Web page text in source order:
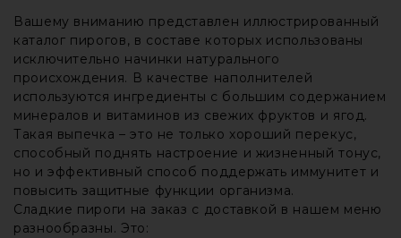
Вашему вниманию представлен иллюстрированный
каталог пирогов, в составе которых использованы
исключительно начинки натурального
происхождения. В качестве наполнителей
используются ингредиенты с большим содержанием
минералов и витаминов из свежих фруктов и ягод.
Такая выпечка – это не только хороший перекус,
способный поднять настроение и жизненный тонус,
но и эффективный способ поддержать иммунитет и
повысить защитные функции организма.
Сладкие пироги на заказ с доставкой в нашем меню
разнообразны. Это: